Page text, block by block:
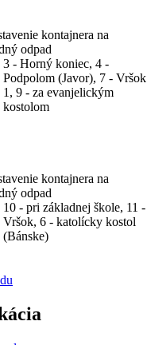
kontajnera na
odpad
3 - Horný koniec, 4 -
Podpolom (Javor), 7 - Vršok
1, 9 - za evanjelickým
kostolom
kontajnera na
odpad
10 - pri základnej škole, 11 -
Vršok, 6 - katolícky kostol
(Bánske)